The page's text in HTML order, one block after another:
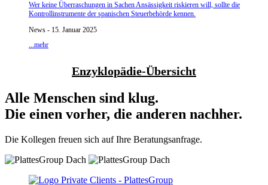
Wer keine Überraschungen in Sachen Ansässigkeit riskieren will, sollte die
Kontrollinstrumente der spanischen Steuerbehörde kennen.
News - 15. Januar 2025
...mehr
Enzyklopädie-Übersicht
Alle Menschen sind klug.
Die einen vorher, die anderen nachher.
Die Kollegen freuen sich auf Ihre Beratungsanfrage.